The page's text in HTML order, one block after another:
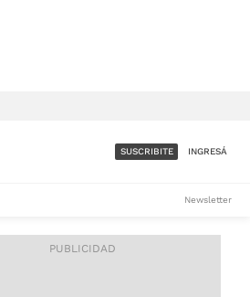
ACCESO FULL - $1.800/MES
SUSCRIBITE INGRESÁ
Newsletter